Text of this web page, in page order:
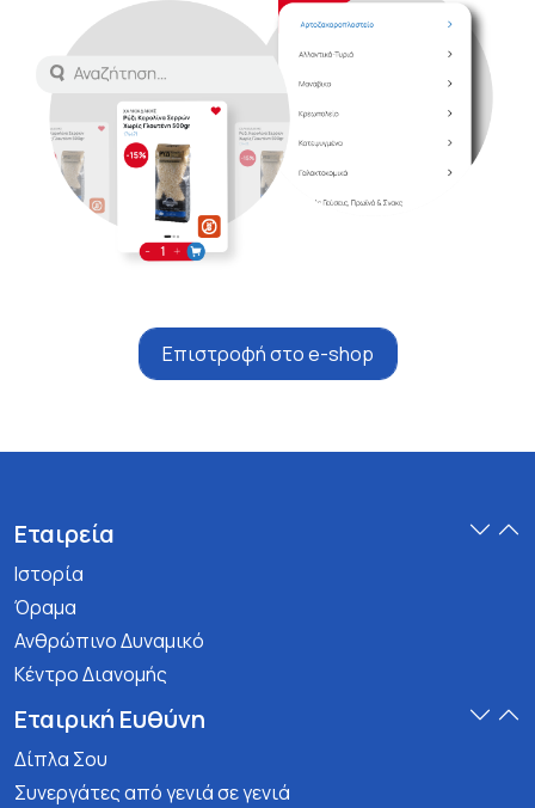
Επιστροφή στο e-shop
Εταιρεία
Ιστορία
Όραμα
Ανθρώπινο Δυναμικό
Κέντρο Διανομής
Εταιρική Ευθύνη
Δίπλα Σου
Συνεργάτες από γενιά σε γενιά